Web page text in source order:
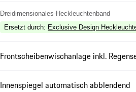
Dreidimensionales Heckleuchtenband
Ersetzt durch: Exclusive Design
Frontscheibenwischanlage inkl.
Innenspiegel automatisch abblendend